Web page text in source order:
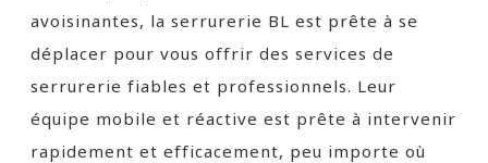
avoisinantes, la serrurerie BL est prête à se
déplacer pour vous offrir des services de
serrurerie fiables et professionnels. Leur
équipe mobile et réactive est prête à intervenir
rapidement et efficacement, peu importe où